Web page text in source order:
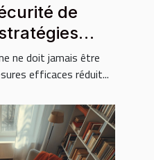
de
ne doit jamais être
efficaces réduit...